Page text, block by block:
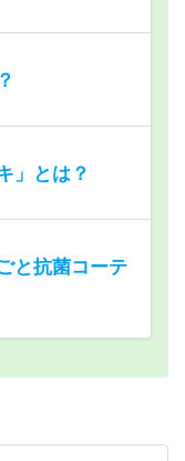
」とは？
と抗菌コーテ